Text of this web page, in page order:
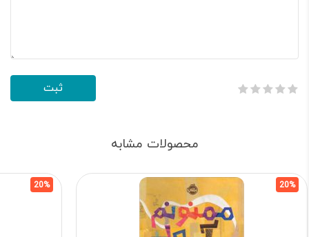
محصولات مشابه
20%
20%